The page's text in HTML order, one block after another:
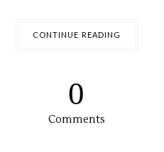
CONTINUE READING
0
Comments